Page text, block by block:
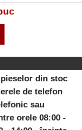
din stoc
de telefon
sau
orele 08:00 -